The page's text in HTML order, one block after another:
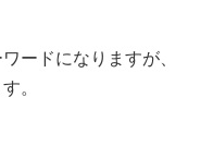
ードになりますが、
。